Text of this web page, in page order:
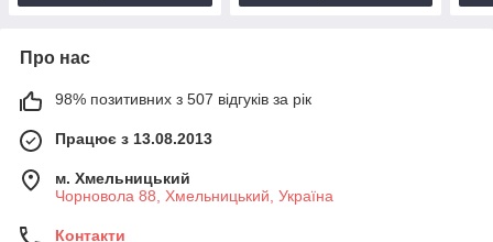
Про нас
98% позитивних з 507 відгуків за рік
Працює з 13.08.2013
м. Хмельницький
Чорновола 88, Хмельницький, Україна
Контакти